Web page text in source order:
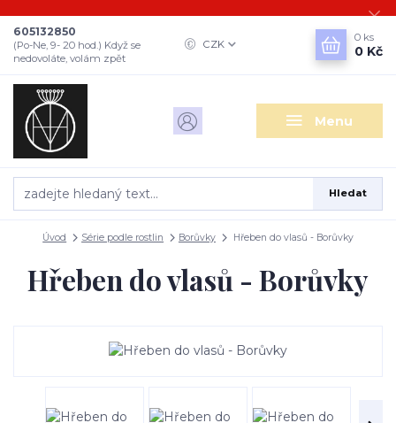
Menu
CZK
Hledat
605132850
(Po-Ne, 9- 20 hod.) Když se
nedovoláte, volám zpět
0 ks
0 Kč
Úvod Série podle rostlin Borůvky Hřeben do vlasů - Borůvky
Hřeben do vlasů - Borůvky